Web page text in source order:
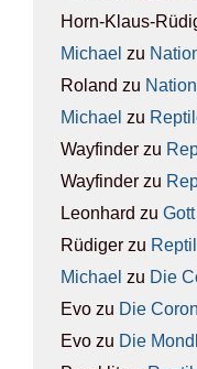
Horn-Klaus-
Michael zu
Roland zu
Michael zu
Wayfinder zu
Wayfinder zu
Leonhard zu Gott
Rüdiger zu
Michael zu Die
Evo zu Die
Evo zu Die